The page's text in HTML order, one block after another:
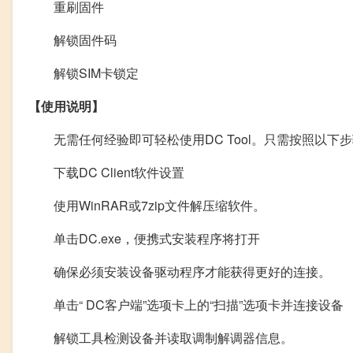
重刷固件
解锁固件码
解锁SIM卡锁定
【使用说明】
无需任何经验即可轻松使用DC Tool。只需按照以下步
下载DC Client软件设置
使用WinRAR或7zip文件解压缩软件。
单击DC.exe，便携式安装程序将打开
确保必须安装设备驱动程序才能获得更好的连接。
单击“ DC客户端”选项卡上的“扫描”选项卡并连接设备
解锁工具检测设备并读取调制解调器信息。